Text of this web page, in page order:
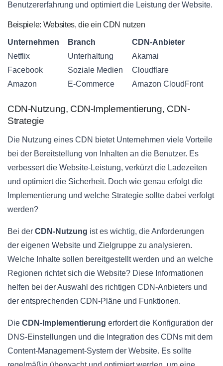
Benutzererfahrung und optimiert die Leistung der Website.
Beispiele: Websites, die ein CDN nutzen
Unternehmen Branch
CDN-Anbieter
Netflix
Unterhaltung
Akamai
Facebook
Soziale Medien
Cloudflare
Amazon
E-Commerce Amazon CloudFront
CDN-Nutzung, CDN-Implementierung, CDN-
Strategie
Die Nutzung eines CDN bietet Unternehmen viele Vorteile
bei der Bereitstellung von Inhalten an die Benutzer. Es
verbessert die Website-Leistung, verkürzt die Ladezeiten
und optimiert die Sicherheit. Doch wie genau erfolgt die
Implementierung und welche Strategie sollte dabei verfolgt
werden?
Bei der CDN-Nutzung ist es wichtig, die Anforderungen
der eigenen Website und Zielgruppe zu analysieren.
Welche Inhalte sollen bereitgestellt werden und an welche
Regionen richtet sich die Website? Diese Informationen
helfen bei der Auswahl des richtigen CDN-Anbieters und
der entsprechenden CDN-Pläne und Funktionen.
Die CDN-Implementierung erfordert die Konfiguration der
DNS-Einstellungen und die Integration des CDNs mit dem
Content-Management-System der Website. Es sollte